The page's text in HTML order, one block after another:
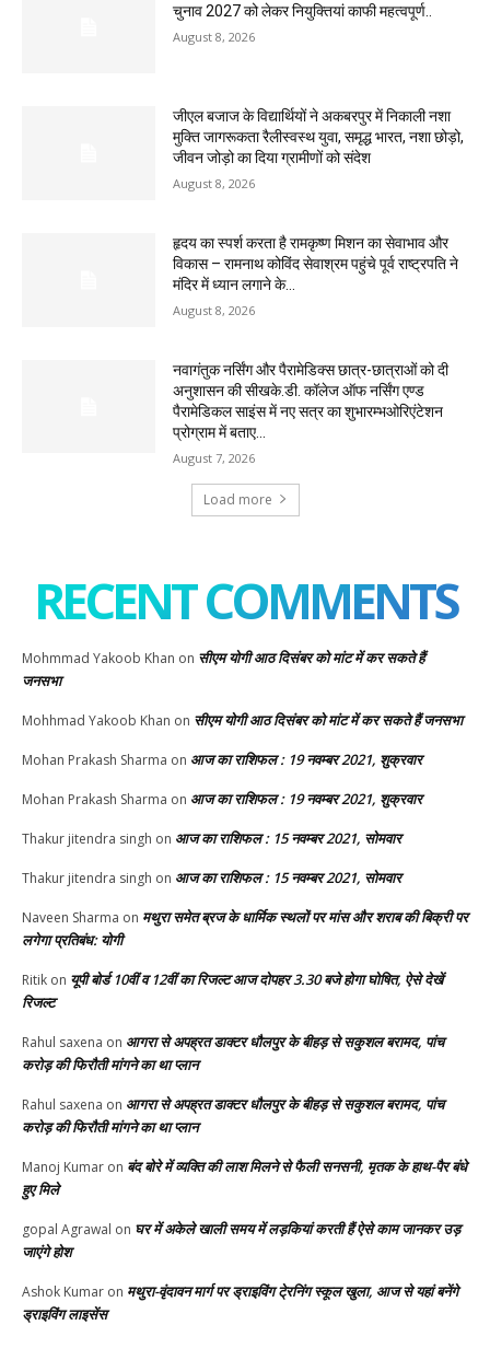
चुनाव 2027 को लेकर नियुक्तियां काफी महत्वपूर्ण..
August 8, 2026
जीएल बजाज के विद्यार्थियों ने अकबरपुर में निकाली नशा
मुक्ति जागरूकता रैलीस्वस्थ युवा, समृद्ध भारत, नशा छोड़ो,
जीवन जोड़ो का दिया ग्रामीणों को संदेश
August 8, 2026
हृदय का स्पर्श करता है रामकृष्ण मिशन का सेवाभाव और
विकास – रामनाथ कोविंद सेवाश्रम पहुंचे पूर्व राष्ट्रपति ने
मंदिर में ध्यान लगाने के...
August 8, 2026
नवागंतुक नर्सिंग और पैरामेडिक्स छात्र-छात्राओं को दी
अनुशासन की सीखके.डी. कॉलेज ऑफ नर्सिंग एण्ड
पैरामेडिकल साइंस में नए सत्र का शुभारम्भओरिएंटेशन
प्रोग्राम में बताए...
August 7, 2026
Load more
RECENT COMMENTS
Mohmmad Yakoob Khan on सीएम योगी आठ दिसंबर को मांट में कर सकते हैं
जनसभा
Mohhmad Yakoob Khan on सीएम योगी आठ दिसंबर को मांट में कर सकते हैं जनसभा
Mohan Prakash Sharma on आज का राशिफल : 19 नवम्बर 2021, शुक्रवार
Mohan Prakash Sharma on आज का राशिफल : 19 नवम्बर 2021, शुक्रवार
Thakur jitendra singh on आज का राशिफल : 15 नवम्बर 2021, सोमवार
Thakur jitendra singh on आज का राशिफल : 15 नवम्बर 2021, सोमवार
Naveen Sharma on मथुरा समेत ब्रज के धार्मिक स्थलों पर मांस और शराब की बिक्री पर
लगेगा प्रतिबंध: योगी
Ritik on यूपी बोर्ड 10वीं व 12वीं का रिजल्ट आज दोपहर 3.30 बजे होगा घोषित, ऐसे देखें
रिजल्ट
Rahul saxena on आगरा से अपह्रत डाक्टर धौलपुर के बीहड़ से सकुशल बरामद, पांच
करोड़ की फिरौती मांगने का था प्लान
Rahul saxena on आगरा से अपह्रत डाक्टर धौलपुर के बीहड़ से सकुशल बरामद, पांच
करोड़ की फिरौती मांगने का था प्लान
Manoj Kumar on बंद बोरे में व्यक्ति की लाश मिलने से फैली सनसनी, मृतक के हाथ-पैर बंधे
हुए मिले
gopal Agrawal on घर में अकेले खाली समय में लड़कियां करती हैं ऐसे काम जानकर उड़
जाएंगे होश
Ashok Kumar on मथुरा-वृंदावन मार्ग पर ड्राइविंग टे्रनिंग स्कूल खुला, आज से यहां बनेंगे
ड्राइविंग लाइसेंस